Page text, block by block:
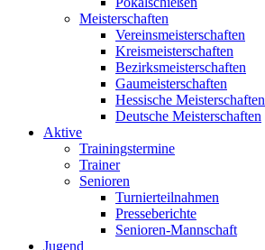
Meisterschaften
Vereinsmeisterschaften
Kreismeisterschaften
Bezirksmeisterschaften
Gaumeisterschaften
Hessische Meisterschaften
Deutsche Meisterschaften
Aktive
Trainingstermine
Trainer
Senioren
Turnierteilnahmen
Presseberichte
Senioren-Mannschaft
Jugend